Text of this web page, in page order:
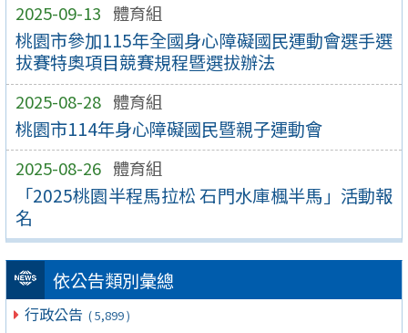
2025-09-13 體育組
桃園市參加115年全國身心障礙國民運動會選手選
拔賽特奧項目競賽規程暨選拔辦法
2025-08-28 體育組
桃園市114年身心障礙國民暨親子運動會
2025-08-26 體育組
「2025桃園半程馬拉松 石門水庫楓半馬」活動報
名
依公告類別彙總
行政公告 ( 5,899 )